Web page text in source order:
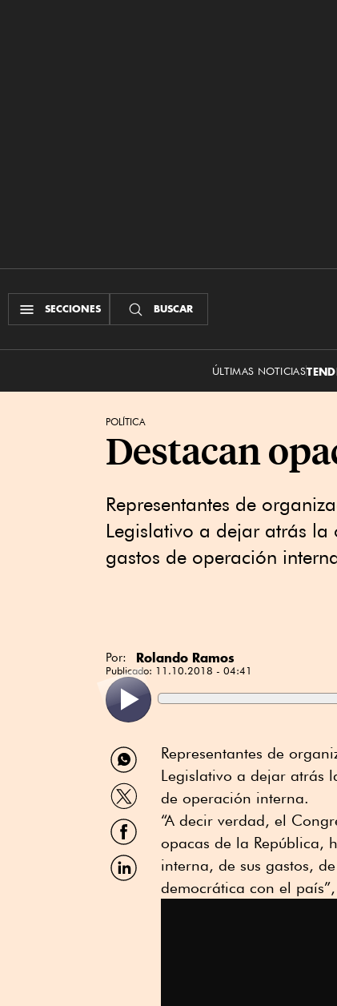
SECCIONES BUSCAR
ÚLTIMAS NOTICIAS
POLÍTICA
Destacan
Representantes de
Legislativo a dejar atrás
gastos de operación
Por: Rolando Ramos
Publicado: 11.10.2018 - 04:41
Compartir
por
WhatsApp
Compartir
por
Twitter
Compartir
por
Facebook
Compartir
por
Representantes de
Legislativo a dejar atrás
de operación interna.
“A decir verdad, el
opacas de la República,
interna, de sus gastos,
democrática con el